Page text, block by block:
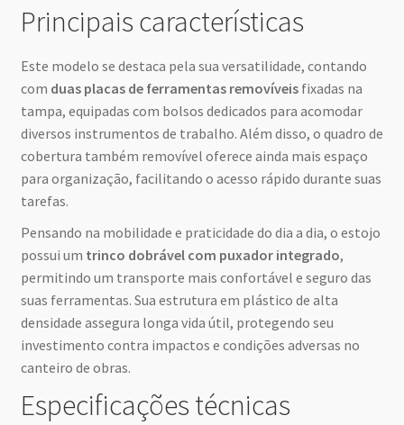
Principais características
Este modelo se destaca pela sua versatilidade, contando
com duas placas de ferramentas removíveisfixadas na
tampa, equipadas com bolsos dedicados para acomodar
diversos instrumentos de trabalho. Além disso, o quadro de
cobertura também removível oferece ainda mais espaço
para organização, facilitando o acesso rápido durante suas
tarefas.
Pensando na mobilidade e praticidade do dia a dia, o estojo
possui um trinco dobrável com puxador integrado,
permitindo um transporte mais confortável e seguro das
suas ferramentas. Sua estrutura em plástico de alta
densidade assegura longa vida útil, protegendo seu
investimento contra impactos e condições adversas no
canteiro de obras.
Especificações técnicas